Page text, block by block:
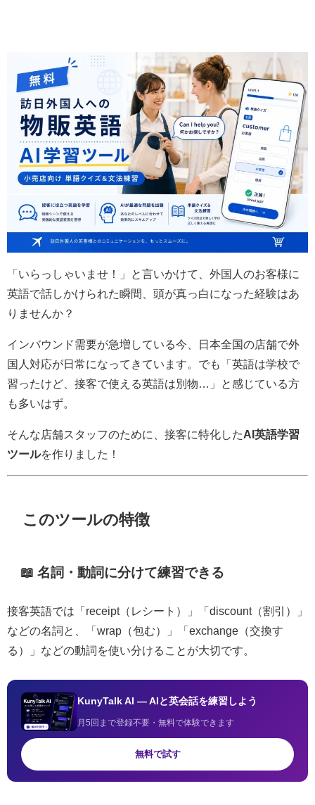
「いらっしゃいませ！」と言いかけて、外国人のお客様に
英語で話しかけられた瞬間、頭が真っ白になった経験はあ
りませんか？
インバウンド需要が急増している今、日本全国の店舗で外
国人対応が日常になってきています。でも「英語は学校で
習ったけど、接客で使える英語は別物…」と感じている方
も多いはず。
そんな店舗スタッフのために、接客に特化したAI英語学習
ツールを作りました！
このツールの特徴
📖 名詞・動詞に分けて練習できる
接客英語では「receipt（レシート）」「discount（割引）」
などの名詞と、「wrap（包む）」「exchange（交換す
る）」などの動詞を使い分けることが大切です。
KunyTalk AI — AIと英会話を練習しよう
月5回まで登録不要・無料で体験できます
無料で試す